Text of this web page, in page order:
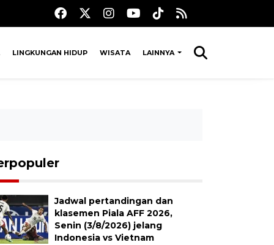
LINGKUNGAN HIDUP WISATA LAINNYA
Jadwal pertandingan dan
klasemen Piala AFF 2026,
Senin (3/8/2026) jelang
Indonesia vs Vietnam